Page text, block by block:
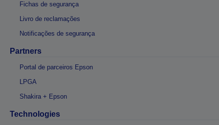
Fichas de segurança
Livro de reclamações
Notificações de segurança
Partners
Portal de parceiros Epson
LPGA
Shakira + Epson
Technologies